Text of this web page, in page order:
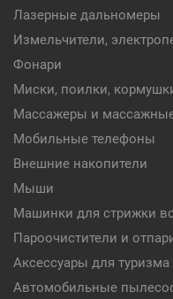
Лазерные дальномеры
Измельчители,
Фонари
Миски, поилки,
Массажеры и
Мобильные телефоны
Внешние накопители
Мыши
Машинки для стрижки
Пароочистители и
Аксессуары для туризма
Автомобильные